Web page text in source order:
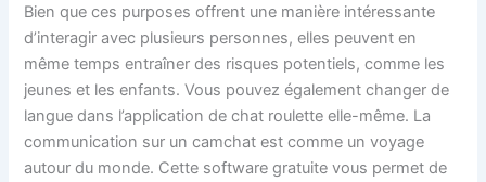
Bien que ces purposes offrent une manière intéressante
d’interagir avec plusieurs personnes, elles peuvent en
même temps entraîner des risques potentiels, comme les
jeunes et les enfants. Vous pouvez également changer de
langue dans l’application de chat roulette elle-même. La
communication sur un camchat est comme un voyage
autour du monde. Cette software gratuite vous permet de